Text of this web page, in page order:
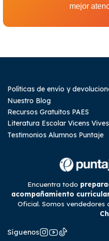
mejor
Políticas de envío y
Nuestro Blog
Recursos Gratuitos PAES
Literatura Escolar Vicens Vives
Testimonios Alumnos Puntaje
Encuentra todo
acompañamiento
Oficial. Somos vendedores
Síguenos